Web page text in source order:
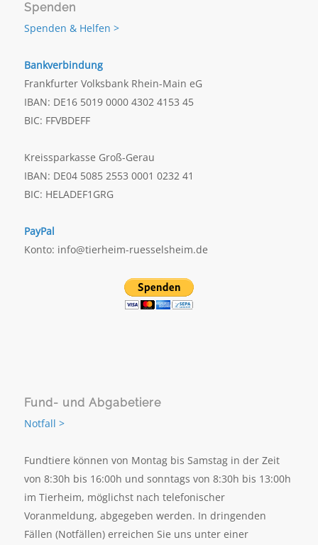
Spenden
Spenden & Helfen >
Bankverbindung
Frankfurter Volksbank Rhein-Main eG
IBAN: DE16 5019 0000 4302 4153 45
BIC: FFVBDEFF
Kreissparkasse Groß-Gerau
IBAN: DE04 5085 2553 0001 0232 41
BIC: HELADEF1GRG
PayPal
Konto: info@tierheim-ruesselsheim.de
Fund- und Abgabetiere
Notfall >
Fundtiere können von Montag bis Samstag in der Zeit
von 8:30h bis 16:00h und sonntags von 8:30h bis 13:00h
im Tierheim, möglichst nach telefonischer
Voranmeldung, abgegeben werden. In dringenden
Fällen (Notfällen) erreichen Sie uns unter einer